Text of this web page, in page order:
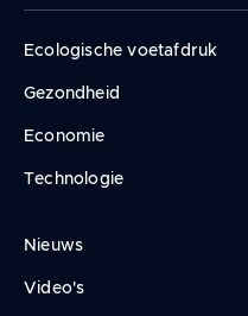
Ecologische voetafdruk
Gezondheid
Economie
Technologie
Nieuws
Video's